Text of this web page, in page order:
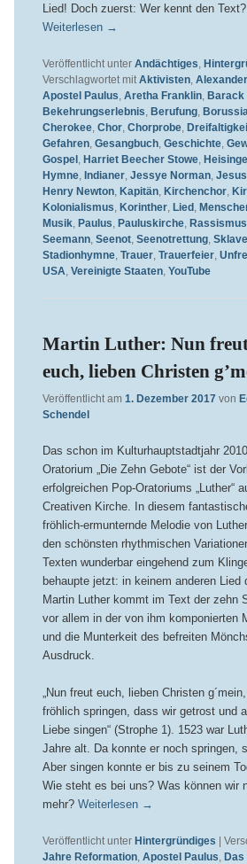
Lied! Doch zuerst: Wer kennt den
Weiterlesen →
Veröffentlicht unter Andächtiges
Verschlagwortet mit Aktivisten,
Apostel Paulus Aretha Franklin, Barack
Bekehrungserlebnis Berufung,
Cherokee, Chor, Chorprobe,
Gefahren, Gesangbuch, Geschichte,
Gospel, Harriet Beecher Stowe,
Hymne, Indianer, Jessye Norman,
Henry Newton, Kapitän, Kirchenchor,
Kolonialismus Korinther, Lied,
Musik, Paulus Pauluskirche, Rassismus
Seemann, Seenot, Seenotrettung,
Stadionhymne, Trauer, Trauerfeier,
USA Vereinigte Staaten, YouTube
Martin Luther: Nun
euch, lieben Christen
Veröffentlicht am 1. Dezember 2017 von
Schendel
Das schon im Kulturhauptstadtjahr
Oratorium „Die Zehn Gebote“ ist der
erfolgreichen Pop-Oratoriums „Luther“
Creativen Kirche. In diesem
fröhlich-ermunternde Melodie von
den schönsten rhythmischen
Texten wunderbar eingehend zum
behaupte jetzt: in keinem anderen Lied
Martin Luther kommt im Text der zehn
vor allem in der von ihm komponierten
und die Munterkeit des befreiten
Ausdruck.
„Nun freut euch, lieben Christen
fröhlich springen, dass wir getrost und
Liebe singen“ (Strophe 1). 1523 war
Jahre alt. Da konnte er noch springen,
Aber singen konnte er bis zu seinem
Wie steht es bei uns? Was können wir
mehr? Weiterlesen →
Veröffentlicht unter Hintergründiges |
Jahre Reformation, Apostel Paulus Das